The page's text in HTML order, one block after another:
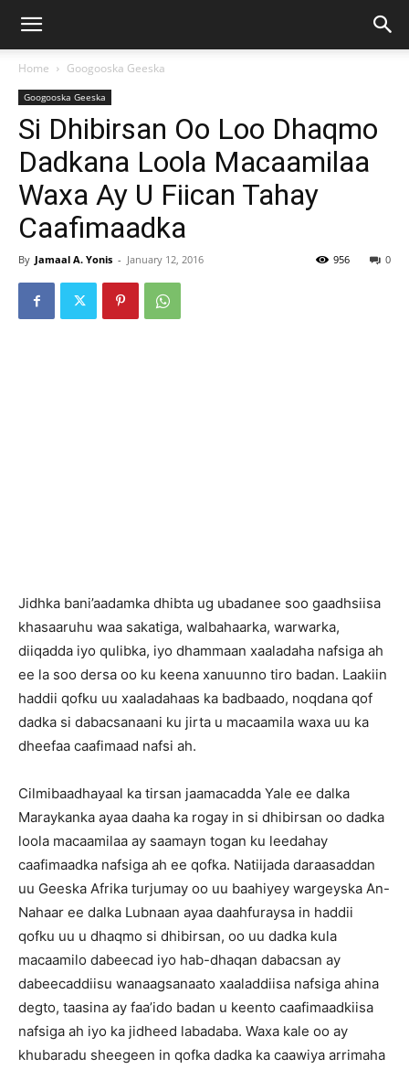
Home Googooska Geeska
Googooska Geeska
Si Dhibirsan Oo Loo Dhaqmo
Dadkana Loola Macaamilaa
Waxa Ay U Fiican Tahay
Caafimaadka
By Jamaal A. Yonis - January 12, 2016 0
956
Jidhka bani’aadamka dhibta ug ubadanee soo gaadhsiisa
khasaaruhu waa sakatiga, walbahaarka, warwarka,
diiqadda iyo qulibka, iyo dhammaan xaaladaha nafsiga ah
ee la soo dersa oo ku keena xanuunno tiro badan. Laakiin
haddii qofku uu xaaladahaas ka badbaado, noqdana qof
dadka si dabacsanaani ku jirta u macaamila waxa uu ka
dheefaa caafimaad nafsi ah.
Cilmibaadhayaal ka tirsan jaamacadda Yale ee dalka
Maraykanka ayaa daaha ka rogay in si dhibirsan oo dadka
loola macaamilaa ay saamayn togan ku leedahay
caafimaadka nafsiga ah ee qofka. Natiijada daraasaddan
uu Geeska Afrika turjumay oo uu baahiyey wargeyska An-
Nahaar ee dalka Lubnaan ayaa daahfuraysa in haddii
qofku uu u dhaqmo si dhibirsan, oo uu dadka kula
macaamilo dabeecad iyo hab-dhaqan dabacsan ay
dabeecaddiisu wanaagsanaato xaaladdiisa nafsiga ahina
degto, taasina ay faa’ido badan u keento caafimaadkiisa
nafsiga ah iyo ka jidheed labadaba. Waxa kale oo ay
khubaradu sheegeen in qofka dadka ka caawiya arrimaha